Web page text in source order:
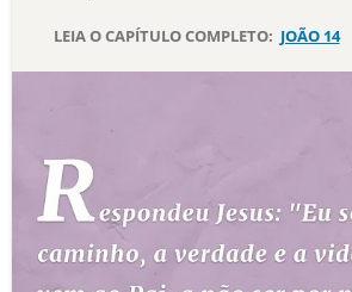
DEVOCIONAL DIÁRIO
ESTUDOS BÍBLICOS
ESBOÇOS DE PREGAÇÃO
LEIA O CAPÍTULO COMPLETO: JOÃO 14